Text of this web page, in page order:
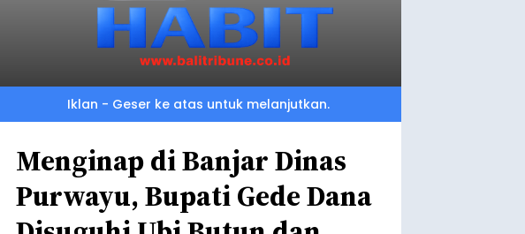
Iklan - Geser ke atas untuk melanjutkan.
Menginap di Banjar Dinas
Purwayu, Bupati Gede Dana